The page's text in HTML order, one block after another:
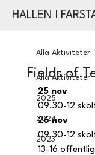
HALLEN I
Alla Aktiviteter
2025
2024
2023
Alla Aktiviteter
Fields of
25 nov
09.30-12
26 nov
09.30-12
13-16